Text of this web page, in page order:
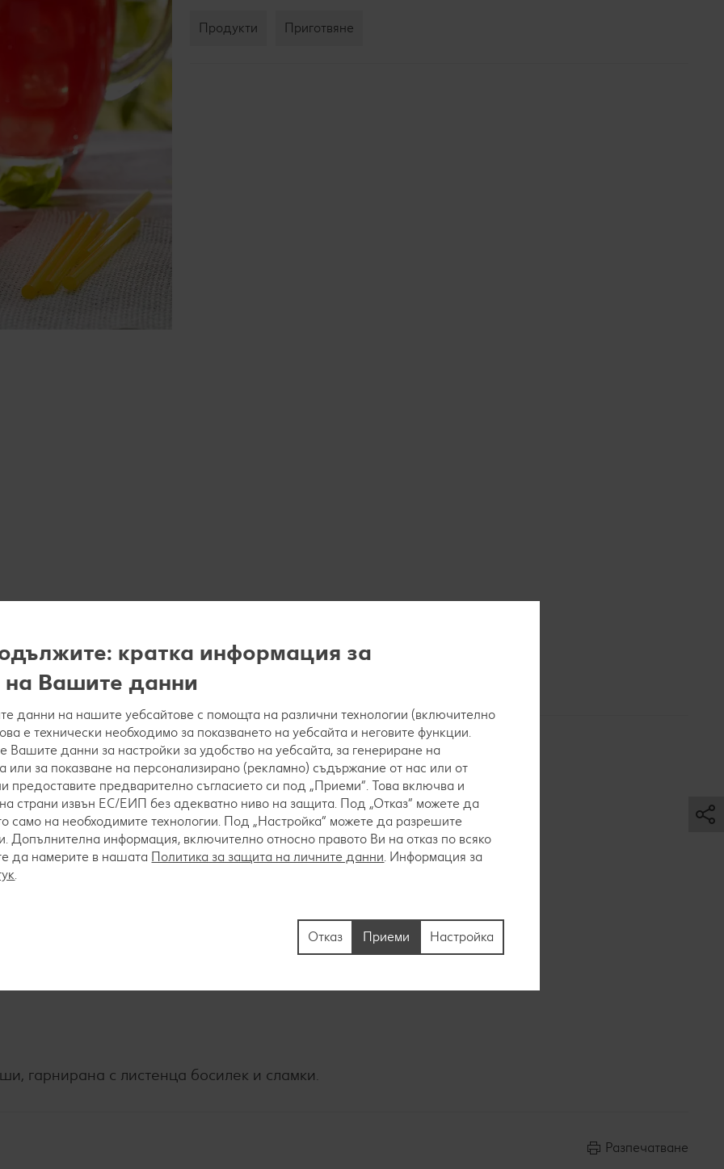
Продукти Приготвяне
сок се оставя да заври и се вари около 8 до 10
да се охлади.
или се пюрира, след което се поставя с кубчета лед в
се допълва с вода.
гарнирана с листенца босилек и сламки.
Разпечатване
кратка информация за
на Вашите данни
данни на нашите уебсайтове с помощта на различни технологии (включително
е технически необходимо за показването на уебсайта и неговите функции.
Вашите данни за настройки за удобство на уебсайта, за генериране на
или за показване на персонализирано (рекламно) съдържание от нас или от
предоставите предварително съгласието си под „Приеми“. Това включва и
страни извън ЕС/ЕИП без адекватно ниво на защита. Под „Отказ“ можете да
само на необходимите технологии. Под „Настройка“ можете да разрешите
Допълнителна информация, включително относно правото Ви на отказ по всяко
да намерите в нашата Политика за защита на личните данни. Информация за
.
Настройка
Отказ Приеми